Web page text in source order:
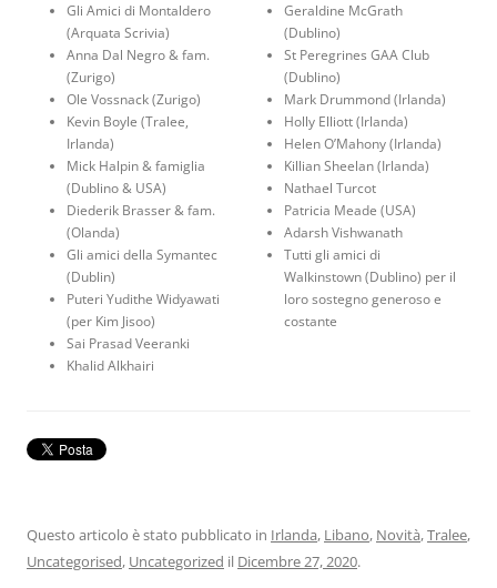
Gli Amici di Montaldero
(Arquata Scrivia)
Anna Dal Negro & fam.
(Zurigo)
Ole Vossnack (Zurigo)
Kevin Boyle (Tralee,
Irlanda)
Mick Halpin & famiglia
(Dublino & USA)
Diederik Brasser & fam.
(Olanda)
Gli amici della Symantec
(Dublin)
Puteri Yudithe Widyawati
(per Kim Jisoo)
Sai Prasad Veeranki
Khalid Alkhairi
Geraldine McGrath
(Dublino)
St Peregrines GAA Club
(Dublino)
Mark Drummond (Irlanda)
Holly Elliott (Irlanda)
Helen O’Mahony (Irlanda)
Killian Sheelan (Irlanda)
Nathael Turcot
Patricia Meade (USA)
Adarsh Vishwanath
Tutti gli amici di
Walkinstown (Dublino) per il
loro sostegno generoso e
costante
Questo articolo è stato pubblicato in Irlanda, Libano, Novità,Tralee,
Uncategorised, Uncategorized il Dicembre 27, 2020.